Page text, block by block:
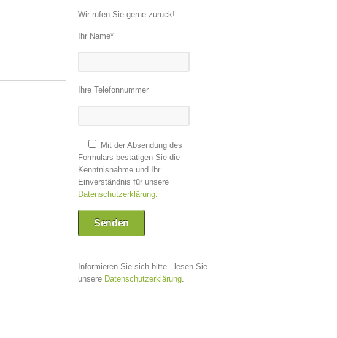
Wir rufen Sie gerne zurück!
Ihr Name*
Ihre Telefonnummer
Mit der Absendung des
Formulars bestätigen Sie die
Kenntnisnahme und Ihr
Einverständnis für unsere
Datenschutzerklärung.
Informieren Sie sich bitte - lesen Sie
unsere Datenschutzerklärung.